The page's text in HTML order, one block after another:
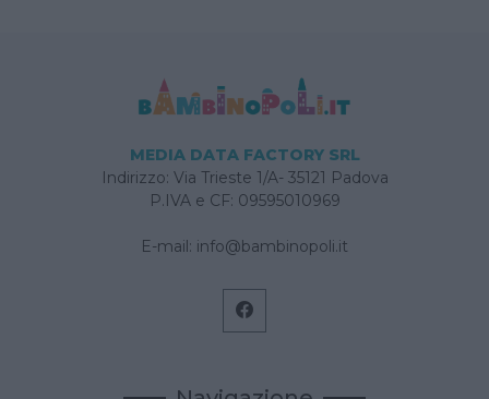
MEDIA DATA FACTORY SRL
Indirizzo: Via Trieste 1/A- 35121 Padova
P.IVA e CF: 09595010969
E-mail: info@bambinopoli.it